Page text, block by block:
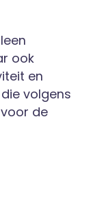
ook
en
volgens
de